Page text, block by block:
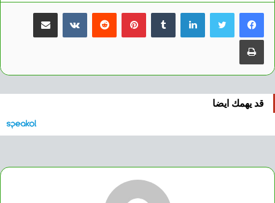
لينكدإن بينتيريست مشاركة عبر البريد
طباعة
قد يهمك ايضا